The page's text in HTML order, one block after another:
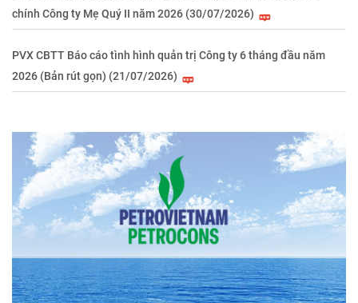
chính Công ty Mẹ Quý II năm 2026 (30/07/2026)
PVX CBTT Báo cáo tình hình quản trị Công ty 6 tháng đầu năm
2026 (Bản rút gọn) (21/07/2026)